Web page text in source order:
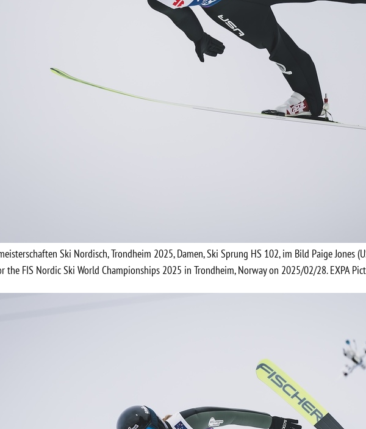
Ski Nordisch, Trondheim 2025, Damen, Ski Sprung HS 102, im Bild Paige Jones
the FIS Nordic Ski World Championships 2025 in Trondheim, Norway on 2025/02/28. EXPA